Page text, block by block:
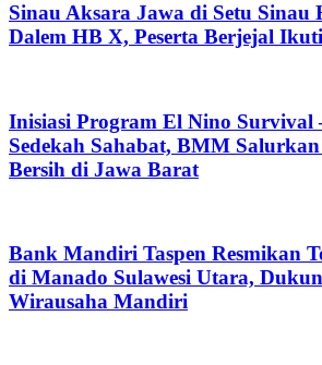
Sinau Aksara Jawa di Setu
Dalem HB X, Peserta Berjejal
Inisiasi Program El Nino Survival
Sedekah Sahabat, BMM
Bersih di Jawa Barat
Bank Mandiri Taspen Resmikan
di Manado Sulawesi Utara,
Wirausaha Mandiri